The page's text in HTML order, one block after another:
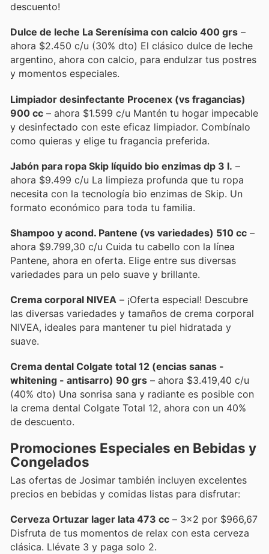
descuento!
Dulce de leche La Serenísima con calcio 400 grs –
ahora $2.450 c/u (30% dto) El clásico dulce de leche
argentino, ahora con calcio, para endulzar tus postres
y momentos especiales.
Limpiador desinfectante Procenex (vs fragancias)
900 cc – ahora $1.599 c/u Mantén tu hogar impecable
y desinfectado con este eficaz limpiador. Combínalo
como quieras y elige tu fragancia preferida.
Jabón para ropa Skip líquido bio enzimas dp 3 l. –
ahora $9.499 c/u La limpieza profunda que tu ropa
necesita con la tecnología bio enzimas de Skip. Un
formato económico para toda tu familia.
Shampoo y acond. Pantene (vs variedades) 510 cc –
ahora $9.799,30 c/u Cuida tu cabello con la línea
Pantene, ahora en oferta. Elige entre sus diversas
variedades para un pelo suave y brillante.
Crema corporal NIVEA – ¡Oferta especial! Descubre
las diversas variedades y tamaños de crema corporal
NIVEA, ideales para mantener tu piel hidratada y
suave.
Crema dental Colgate total 12 (encias sanas -
whitening - antisarro) 90 grs – ahora $3.419,40 c/u
(40% dto) Una sonrisa sana y radiante es posible con
la crema dental Colgate Total 12, ahora con un 40%
de descuento.
Promociones Especiales en Bebidas y
Congelados
Las ofertas de Josimar también incluyen excelentes
precios en bebidas y comidas listas para disfrutar:
Cerveza Ortuzar lager lata 473 cc – 3x2 por $966,67
Disfruta de tus momentos de relax con esta cerveza
clásica. Llévate 3 y paga solo 2.